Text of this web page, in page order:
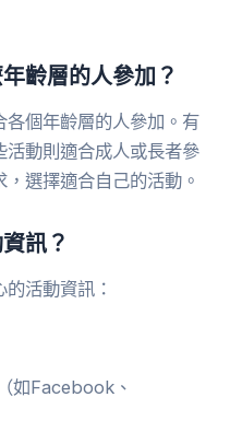
齡層的人參加？
個年齡層的人參加。有
動則適合成人或長者參
選擇適合自己的活動。
訊？
活動資訊：
如Facebook、